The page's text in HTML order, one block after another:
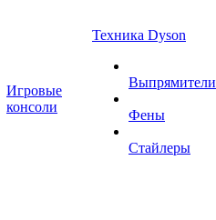
Игровые
консоли
Техника Dyson
Выпрямители
Фены
Стайлеры